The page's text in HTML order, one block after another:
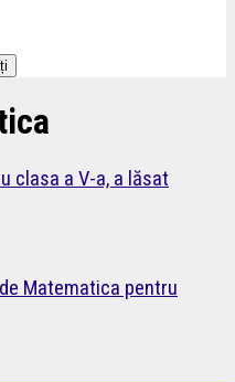
clasa a V-a, a lăsat
Matematica pentru